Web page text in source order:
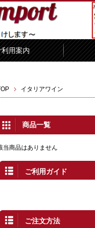
利用案内
イタリアワイン
商品一覧
当商品はありません
ご利用ガイド
ご注文方法